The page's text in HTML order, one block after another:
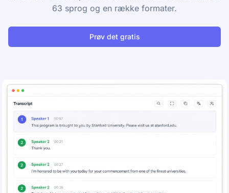
63 sprog og en række formater.
Prøv det gratis